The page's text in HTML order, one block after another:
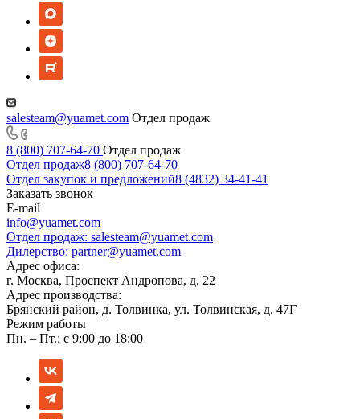
salesteam@yuamet.com Отдел продаж
8 (800) 707-64-70 Отдел продаж
Отдел продаж8 (800) 707-64-70
Отдел закупок и предложений8 (4832) 34-41-41
Заказать звонок
E-mail
info@yuamet.com
Отдел продаж: salesteam@yuamet.com
Дилерство: partner@yuamet.com
Адрес офиса:
г. Москва, Проспект Андропова, д. 22
Адрес производства:
Брянский район, д. Толвинка, ул. Толвинская, д. 47Г
Режим работы
Пн. – Пт.: с 9:00 до 18:00